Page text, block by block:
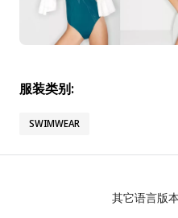
服装类别:
SWIMWEAR
其它语言版本